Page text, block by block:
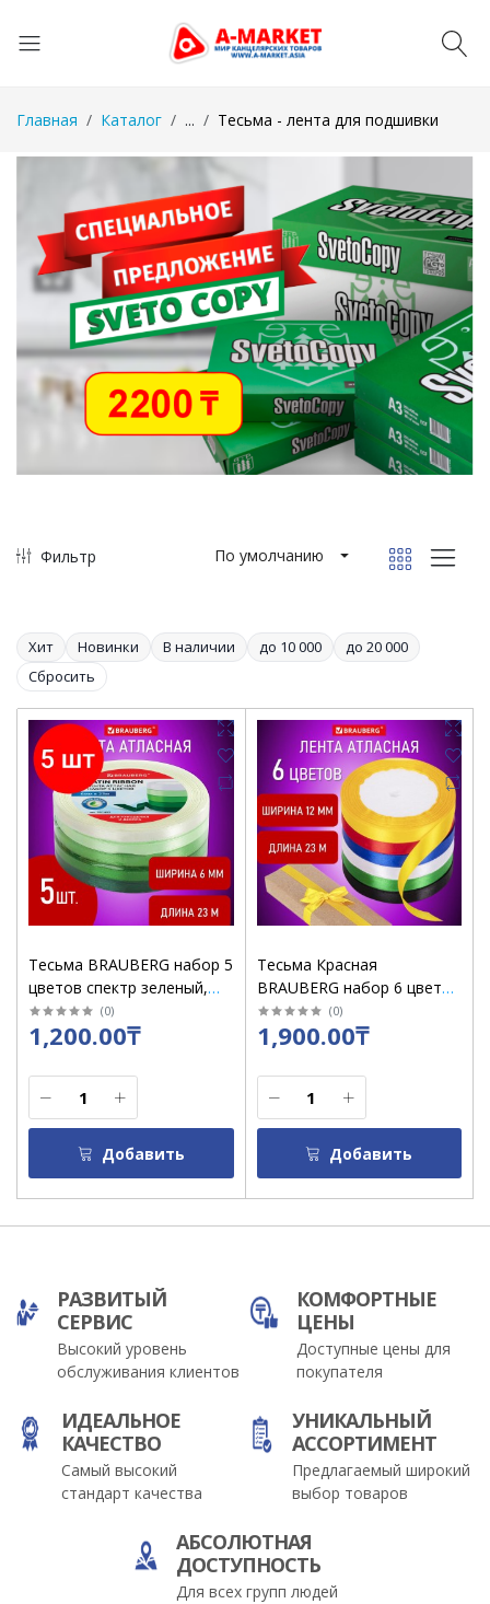
Главная Каталог ... Тесьма - лента для подшивки
Фильтр По умолчанию
Хит Новинки В наличии до 10 000
до 20 000
Сбросить
Тесьма BRAUBERG набор 5
цветов спектр зеленый,
6ммх23м / 591493
(0)
1,200.00₸
Добавить
Тесьма Красная
BRAUBERG набор 6 цветов
12ммх23м / 591499
(0)
1,900.00₸
Добавить
РАЗВИТЫЙ
СЕРВИС
Высокий уровень
обслуживания клиентов
КОМФОРТНЫЕ
ЦЕНЫ
Доступные цены для
покупателя
ИДЕАЛЬНОЕ
КАЧЕСТВО
Самый высокий
стандарт качества
УНИКАЛЬНЫЙ
АССОРТИМЕНТ
Предлагаемый широкий
выбор товаров
АБСОЛЮТНАЯ
ДОСТУПНОСТЬ
Для всех групп людей